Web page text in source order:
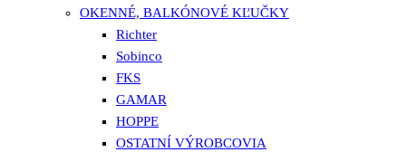
OKENNÉ, BALKÓNOVÉ KĽUČKY
Richter
Sobinco
FKS
GAMAR
HOPPE
OSTATNÍ VÝROBCOVIA